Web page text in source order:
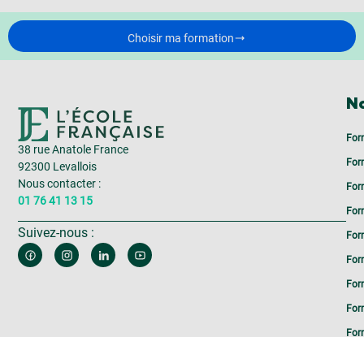
Choisir ma formation
38 rue Anatole France
92300 Levallois
Nous contacter :
01 76 41 13 15
Suivez-nous :